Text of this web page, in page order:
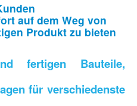
auf dem Weg von
Produkt zu bieten
fertigen Bauteile,
für verschiedenste